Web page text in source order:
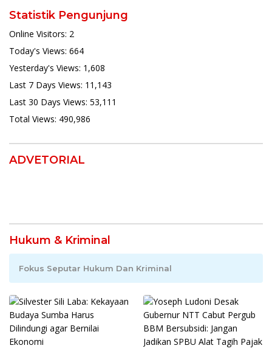
Statistik Pengunjung
Online Visitors: 2
Today's Views: 664
Yesterday's Views: 1,608
Last 7 Days Views: 11,143
Last 30 Days Views: 53,111
Total Views: 490,986
ADVETORIAL
Hukum & Kriminal
Fokus Seputar Hukum Dan Kriminal